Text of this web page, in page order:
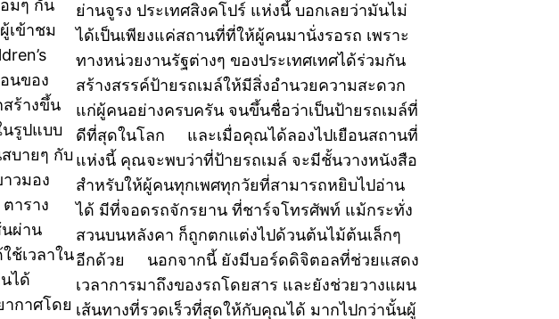
มๆ กัน
เข้าชม
นของ
ร้างขึ้น
รูปแบบ
บายๆ กับ
วมอง
าราง
นผ่าน
ช้เวลาใน
ได้
กาศโดย
ย่านจูรง ประเทศสิงคโปร์ แห่งนี้ บอกเลยว่ามันไม่
ได้เป็นเพียงแค่สถานที่ที่ให้ผู้คนมานั่งรอรถ เพราะ
ทางหน่วยงานรัฐต่างๆ ของประเทศเทศได้ร่วมกัน
สร้างสรรค์ป้ายรถเมล์ให้มีสิ่งอำนวยความสะดวก
แก่ผู้คนอย่างครบครัน จนขึ้นชื่อว่าเป็นป้ายรถเมล์ที่
ดีที่สุดในโลก และเมื่อคุณได้ลองไปเยือนสถานที่
แห่งนี้ คุณจะพบว่าที่ป้ายรถเมล์ จะมีชั้นวางหนังสือ
สำหรับให้ผู้คนทุกเพศทุกวัยที่สามารถหยิบไปอ่าน
ได้ มีที่จอดรถจักรยาน ที่ชาร์จโทรศัพท์ แม้กระทั่ง
สวนบนหลังคา ก็ถูกตกแต่งไปด้วนต้นไม้ต้นเล็กๆ
อีกด้วย นอกจากนี้ ยังมีบอร์ดดิจิตอลที่ช่วยแสดง
เวลาการมาถึงของรถโดยสาร และยังช่วยวางแผน
เส้นทางที่รวดเร็วที่สุดให้กับคุณได้ มากไปกว่านั้นผู้